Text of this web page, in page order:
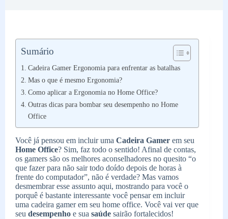
Sumário
Cadeira Gamer Ergonomia para enfrentar as batalhas
Mas o que é mesmo Ergonomia?
Como aplicar a Ergonomia no Home Office?
Outras dicas para bombar seu desempenho no Home
Office
Você já pensou em incluir uma Cadeira Gamer em seu
Home Office? Sim, faz todo o sentido! Afinal de contas,
os gamers são os melhores aconselhadores no quesito “o
que fazer para não sair todo doído depois de horas à
frente do computador”, não é verdade? Mas vamos
desmembrar esse assunto aqui, mostrando para você o
porquê é bastante interessante você pensar em incluir
uma cadeira gamer em seu home office. Você vai ver que
seu desempenho e sua saúde sairão fortalecidos!